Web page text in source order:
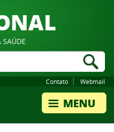
Canais
SAÚDE
Contato Webmail